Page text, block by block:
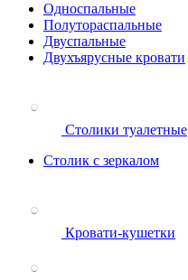
Односпальные
Полутораспальные
Двуспальные
Двухъярусные кровати
Столики туалетные
Столик с зеркалом
Кровати-кушетки